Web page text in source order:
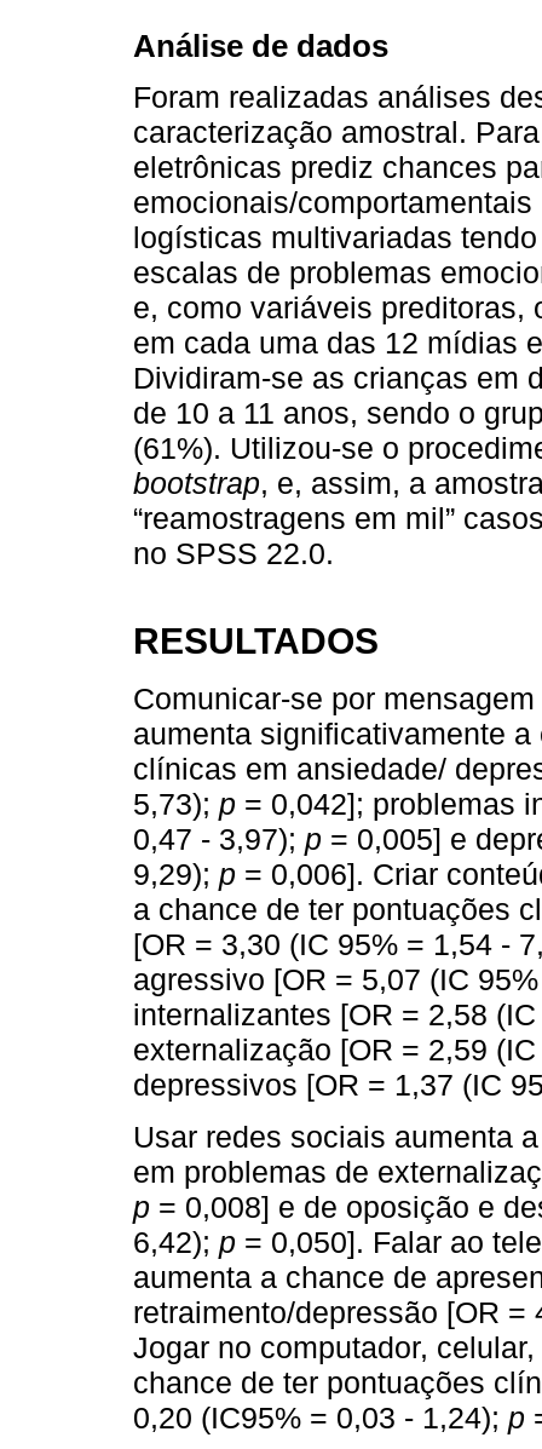
Análise de dados
Foram realizadas análises
caracterização amostral.
eletrônicas prediz chances
emocionais/
logísticas multivariadas
escalas de problemas
e, como variáveis preditoras,
em cada uma das 12 mídias
Dividiram-se as crianças em
de 10 a 11 anos, sendo o
(61%). Utilizou-se o
bootstrap, e, assim, a
“reamostragens em mil”
no SPSS 22.0.
RESULTADOS
Comunicar-se por
aumenta significativamente
clínicas em ansiedade/
5,73); p = 0,042]; problemas
0,47 - 3,97); p = 0,005] e
9,29); p = 0,006]. Criar
a chance de ter pontuações
[OR = 3,30 (IC 95% = 1,54 -
agressivo [OR = 5,07 (IC
internalizantes [OR = 2,58
externalização [OR = 2,59
depressivos [OR = 1,37 (IC
Usar redes sociais aumenta
em problemas de
p = 0,008] e de oposição e
6,42); p = 0,050]. Falar ao
aumenta a chance de
retraimento/depressão [OR
Jogar no computador,
chance de ter pontuações
0,20 (IC95% = 0,03 - 1,24); p